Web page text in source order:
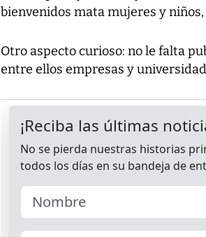
bienvenidos mata mujeres y niños,
Otro aspecto curioso: no le falta
entre ellos empresas y